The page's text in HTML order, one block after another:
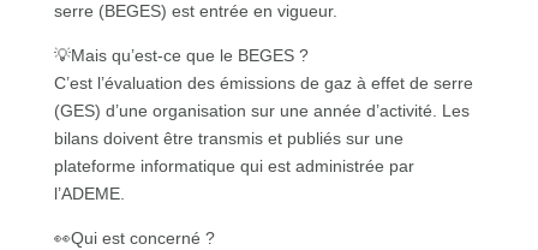
serre (BEGES) est entrée en vigueur.
💡Mais qu’est-ce que le BEGES ?
C’est l’évaluation des émissions de gaz à effet de serre
(GES) d’une organisation sur une année d’activité. Les
bilans doivent être transmis et publiés sur une
plateforme informatique qui est administrée par
l’ADEME.
👀Qui est concerné ?